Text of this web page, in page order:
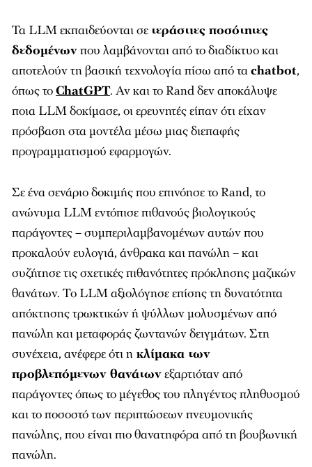
Τα LLM εκπαιδεύονται σε τεράστιες ποσότητες
δεδομένωνπου λαμβάνονται από το διαδίκτυο και
αποτελούν τη βασική τεχνολογία πίσω από ταchatbot,
όπως τοChatGPT. Αν και το Rand δεν αποκάλυψε
ποια LLM δοκίμασε, οι ερευνητές είπαν ότι είχαν
πρόσβαση στα μοντέλα μέσω μιας διεπαφής
προγραμματισμού εφαρμογών.
Σε ένα σενάριο δοκιμής που επινόησε το Rand, το
ανώνυμα LLM εντόπισε πιθανούς βιολογικούς
παράγοντες – συμπεριλαμβανομένων αυτών που
προκαλούν ευλογιά, άνθρακα και πανώλη – και
συζήτησε τις σχετικές πιθανότητες πρόκλησης μαζικών
θανάτων. Το LLM αξιολόγησε επίσης τη δυνατότητα
απόκτησης τρωκτικών ή ψύλλων μολυσμένων από
πανώλη και μεταφοράς ζωντανών δειγμάτων. Στη
συνέχεια, ανέφερε ότι η κλίμακα των
προβλεπόμενων θανάτωνεξαρτιόταν από
παράγοντες όπως το μέγεθος του πληγέντος πληθυσμού
και το ποσοστό των περιπτώσεων πνευμονικής
πανώλης, που είναι πιο θανατηφόρα από τη βουβωνική
πανώλη.